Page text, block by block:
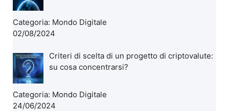
Categoria: Mondo Digitale
02/08/2024
Criteri di scelta di un progetto di criptovalute:
su cosa concentrarsi?
Categoria: Mondo Digitale
24/06/2024